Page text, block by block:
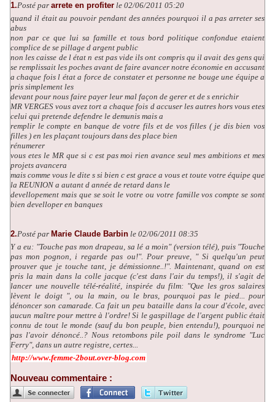
1.Posté par arrete en profiter le 02/06/2011 05:20
quand il était au pouvoir pendant des années pourquoi il a pas arreter ses
abus
non par ce que lui sa famille et tous bord politique confondue etaient
complice de se pillage d argent public
non les caisse de l état n est pas vide ils ont compris qu il avait des gens qui
se remplissait les poches avant de faire avancer notre économie en accusant
a chaque fois l état a force de constater et personne ne bouge une équipe a
pris simplement les
devant pour nous faire payer leur mal façon de gerer et de s enrichir
MR VERGES vous avez tort a chaque fois d accuser les autres hors vous etes
celui qui pretende defendre le demunis mais a
remplir le compte en banque de votre fils et de vos filles ( je dis bien vos
filles ) en les plaçant toujours dans des place bien
rénumerer
vous etes le MR que si c est pas moi rien avance seul mes ambitions et mes
projets avancera
mais comme vous le dite s si bien c est grace a vous et toute votre équipe que
la REUNION a autant d année de retard dans le
devellopement mais que se soit le votre ou votre famille vos compte se sont
bien develloper en banques
2.Posté par Marie Claude Barbin le 02/06/2011 08:35
Y a eu: "Touche pas mon drapeau, sa lé a moin" (version télé), puis "Touche
pas mon pognon, i regarde pas ou!". Pour preuve, " Si quelqu'un peut
prouver que je touche tant, je démissionne..!". Maintenant, quand on est
pris la main dans la colle jacque (c'est dans l'air du temps!), il s'agit de
lancer une nouvelle télé-réalité, inspirée du film: "Que les gros salaires
lèvent le doigt ", ou la main, ou le bras, pourquoi pas le pied... pour
dénoncer son camarade. Ca fait un peu bataille dans la cour d'école, avec
aucun maître pour mettre à l'ordre! Si le gaspillage de l'argent public était
connu de tout le monde (sauf du bon peuple, bien entendu!), pourquoi ne
pas l'avoir dénoncé..? Nous retombons pile poil dans le syndrome "Luc
Ferry", dans un autre registre, certes...
http://www.femme-2bout.over-blog.com
Nouveau commentaire :